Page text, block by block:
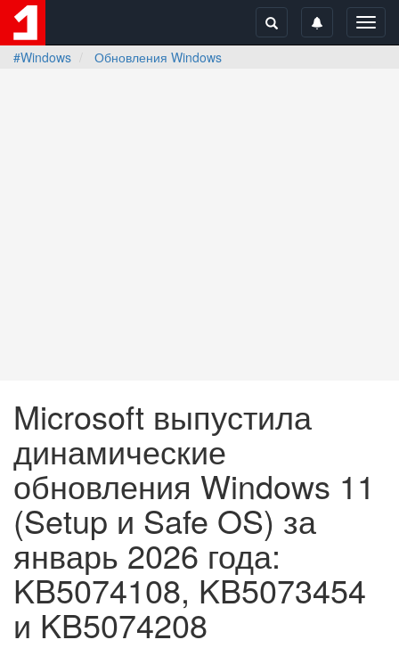
#Windows
Обновления Windows
Microsoft выпустила
динамические
обновления Windows 11
(Setup и Safe OS) за
январь 2026 года:
KB5074108, KB5073454
и KB5074208